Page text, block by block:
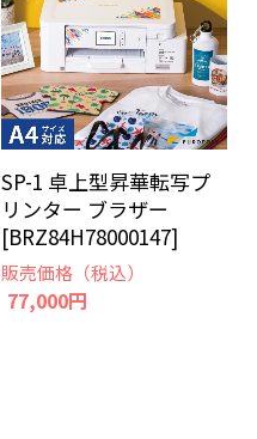
SP-1 卓上型昇華転写プ
リンター ブラザー
[BRZ84H78000147]
販売価格（税込）
77,000円